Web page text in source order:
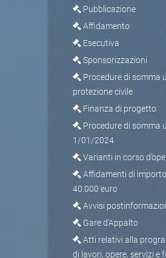
Pubblicazione
Affidamento
Esecutiva
Sponsorizzazioni
Procedure di somma
protezione civile
Finanza di progetto
Procedure di somma
1/01/2024
Varianti in corso
Affidamenti di
40.000 euro
Avvisi
Gare d'Appalto
Atti relativi alla
di lavori, opere, servizi e